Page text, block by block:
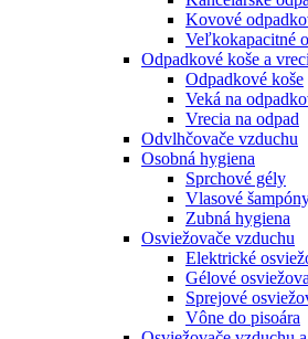
Kovové
Veľkokapacitné
Odpadkové koše a
Odpadkové koše
Veká na
Vrecia na odpad
Odvlhčovače vzduchu
Osobná hygiena
Sprchové gély
Vlasové
Zubná hygiena
Osviežovače vzduchu
Elektrické
Gélové
Sprejové
Vône do pisoára